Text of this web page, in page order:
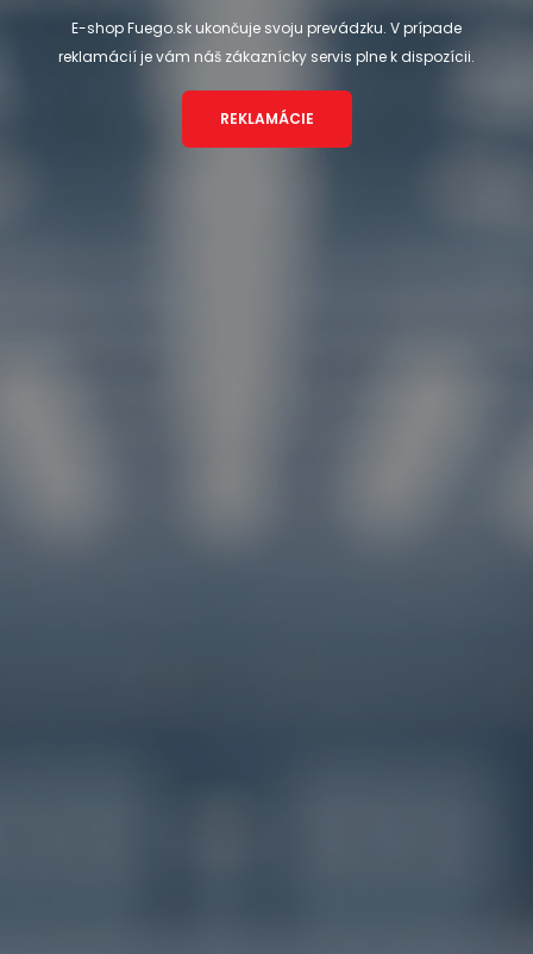
E-shop Fuego.sk ukončuje svoju prevádzku. V prípade
reklamácií je vám náš zákaznícky servis plne k dispozícii.
REKLAMÁCIE